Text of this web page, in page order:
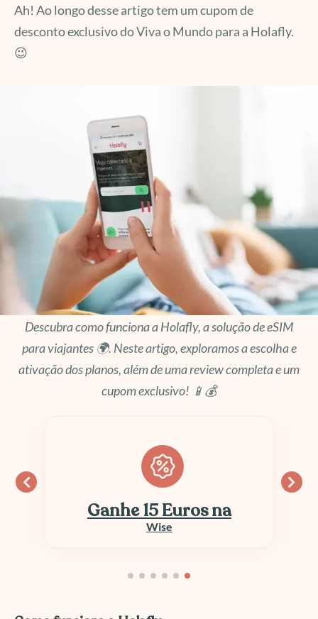
Ah! Ao longo desse artigo tem um cupom de
desconto exclusivo do Viva o Mundo para a Holafly.
😉
Descubra como funciona a Holafly, a solução de eSIM
para viajantes 🌍. Neste artigo, exploramos a escolha e
ativação dos planos, além de uma review completa e um
cupom exclusivo! 📱💰
Até 50% OFF
E-SIM e Chip Viagem